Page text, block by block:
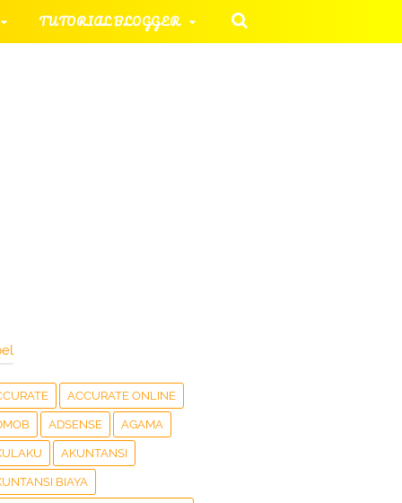
TUTORIAL BLOGGER
ACCURATE ONLINE
ADSENSE AGAMA
AKUNTANSI
BIAYA